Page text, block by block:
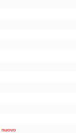
nuovo